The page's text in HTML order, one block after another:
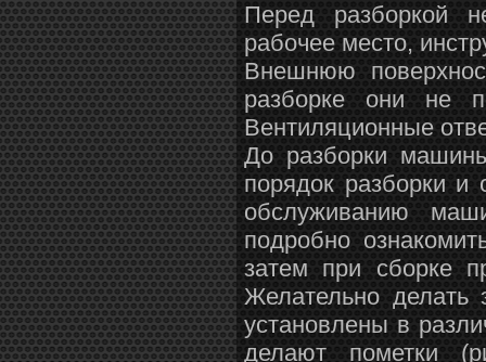
Перед разборкой
рабочее место,
Внешнюю
разборке они не
Вентиляционные
До разборки
порядок разборки и
обслуживанию
подробно
затем при сборке
Желательно делать
установлены в
делают пометки